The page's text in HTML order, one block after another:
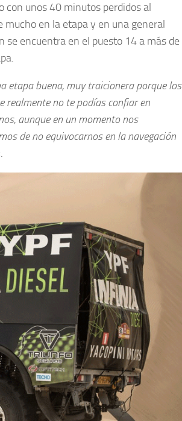
con unos 40 minutos perdidos al
en la etapa y en una general
se encuentra en el puesto 14 a más de
etapa buena, muy traicionera porque los
realmente no te podías confiar en
aunque en un momento nos
de no equivocarnos en la navegación